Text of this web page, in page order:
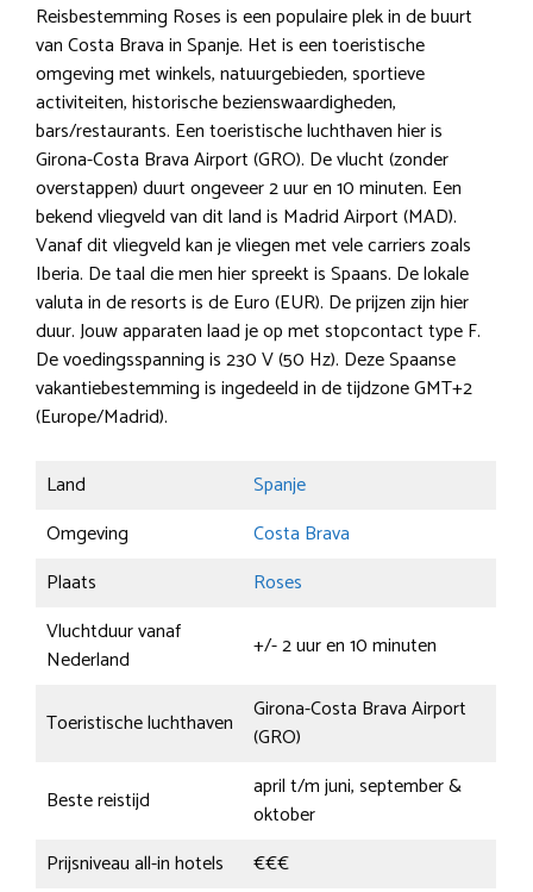
Reisbestemming Roses is een populaire plek in de buurt
van Costa Brava in Spanje. Het is een toeristische
omgeving met winkels, natuurgebieden, sportieve
activiteiten, historische bezienswaardigheden,
bars/restaurants. Een toeristische luchthaven hier is
Girona-Costa Brava Airport (GRO). De vlucht (zonder
overstappen) duurt ongeveer 2 uur en 10 minuten. Een
bekend vliegveld van dit land is Madrid Airport (MAD).
Vanaf dit vliegveld kan je vliegen met vele carriers zoals
Iberia. De taal die men hier spreekt is Spaans. De lokale
valuta in de resorts is de Euro (EUR). De prijzen zijn hier
duur. Jouw apparaten laad je op met stopcontact type F.
De voedingsspanning is 230 V (50 Hz). Deze Spaanse
vakantiebestemming is ingedeeld in de tijdzone GMT+2
(Europe/Madrid).
Land
Spanje
Omgeving
Costa Brava
Plaats
Roses
Vluchtduur vanaf
Nederland
+/- 2 uur en 10 minuten
Toeristische luchthaven
Girona-Costa Brava Airport
(GRO)
Beste reistijd
april t/m juni, september &
oktober
Prijsniveau all-in hotels
€€€